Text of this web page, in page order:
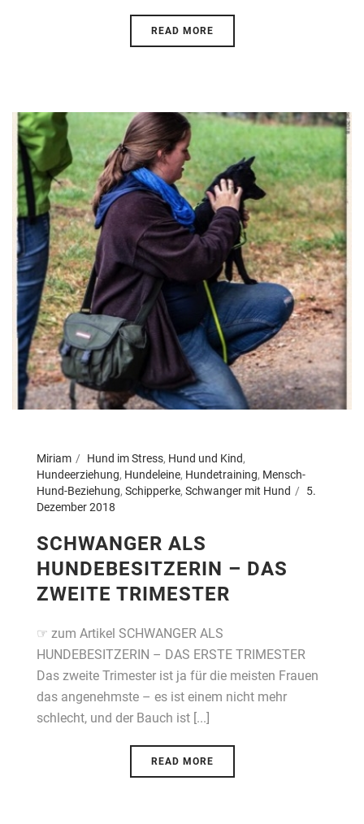
READ MORE
Miriam Hund im Stress, Hund und Kind,
Hundeerziehung, Hundeleine, Hundetraining, Mensch-
Hund-Beziehung, Schipperke, Schwanger mit Hund
5.
Dezember 2018
SCHWANGER ALS
HUNDEBESITZERIN – DAS
ZWEITE TRIMESTER
☞ zum Artikel SCHWANGER ALS
HUNDEBESITZERIN – DAS ERSTE TRIMESTER
Das zweite Trimester ist ja für die meisten Frauen
das angenehmste – es ist einem nicht mehr
schlecht, und der Bauch ist [...]
READ MORE